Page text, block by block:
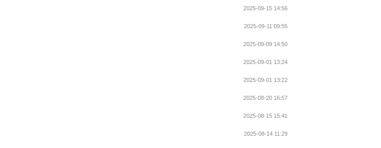
2025-09-15 14:56
2025-09-11 09:55
2025-09-09 14:50
2025-09-01 13:24
2025-09-01 13:22
2025-08-20 16:57
2025-08-15 15:41
2025-08-14 11:29